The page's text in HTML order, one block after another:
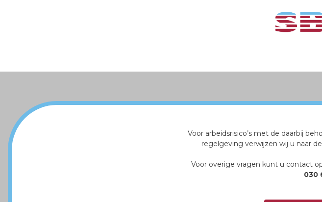
Voor arbeidsrisico’s met de daarbij
regelgeving verwijzen wij u naar
Voor overige vragen kunt u contact
030